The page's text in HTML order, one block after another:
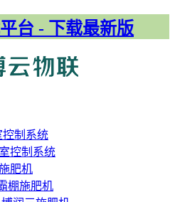
台 - 下载最新版
控制系统
控制系统
肥机
棚施肥机